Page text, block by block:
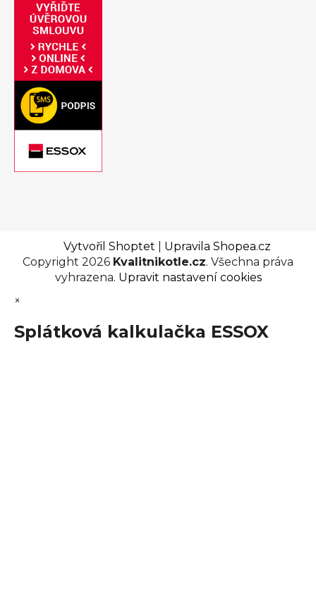
Vytvořil Shoptet
Upravila Shopea.cz
Copyright 2026 Kvalitnikotle.cz. Všechna práva
vyhrazena. Upravit nastavení cookies
×
Splátková kalkulačka ESSOX